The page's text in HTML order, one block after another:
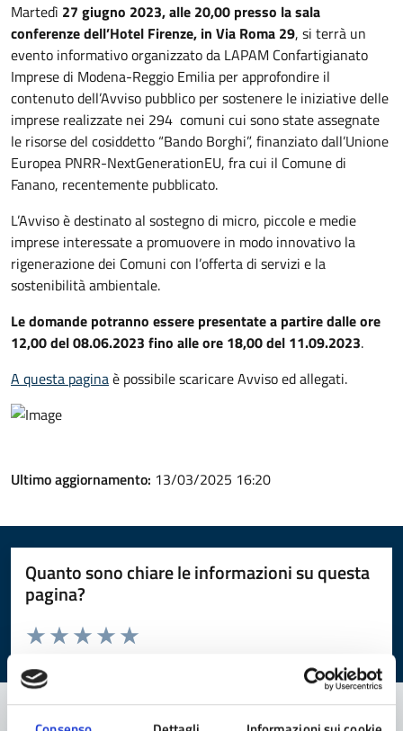
Martedì 27 giugno 2023, alle 20,00 presso la sala
conferenze dell’Hotel Firenze, in Via Roma 29, si terrà un
evento informativo organizzato da LAPAM Confartigianato
Imprese di Modena-Reggio Emilia per approfondire il
contenuto dell’Avviso pubblico per sostenere le iniziative delle
imprese realizzate nei 294 comuni cui sono state assegnate
le risorse del cosiddetto “Bando Borghi”, finanziato dall’Unione
Europea PNRR-NextGenerationEU, fra cui il Comune di
Fanano, recentemente pubblicato.
L’Avviso è destinato al sostegno di micro, piccole e medie
imprese interessate a promuovere in modo innovativo la
rigenerazione dei Comuni con l’offerta di servizi e la
sostenibilità ambientale.
Le domande potranno essere presentate a partire dalle ore
12,00 del 08.06.2023 fino alle ore 18,00 del 11.09.2023.
A questa paginaè possibile scaricare Avviso ed allegati.
Ultimo aggiornamento: 13/03/2025 16:20
Quanto sono chiare le informazioni su questa
pagina?
Valuta da 1 a 5 stelle la pagina